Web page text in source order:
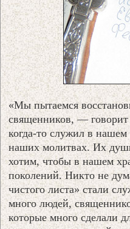
«Мы пытаемся
священников, —
когда-то служил в
наших молитвах. Их
хотим, чтобы в нашем
поколений. Никто не
чистого листа» стали
много людей,
которые много сделали